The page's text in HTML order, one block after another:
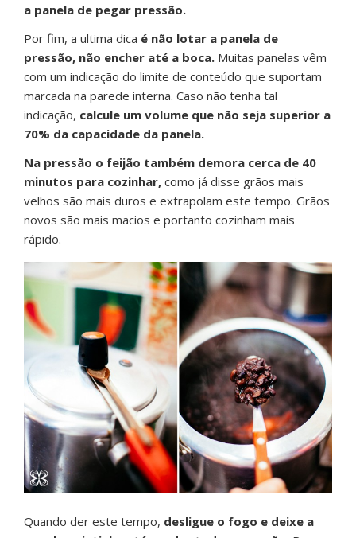
a panela de pegar pressão.
Por fim, a ultima dica é não lotar a panela de
pressão, não encher até a boca. Muitas panelas vêm
com um indicação do limite de conteúdo que suportam
marcada na parede interna. Caso não tenha tal
indicação, calcule um volume que não seja superior a
70% da capacidade da panela.
Na pressão o feijão também demora cerca de 40
minutos para cozinhar, como já disse grãos mais
velhos são mais duros e extrapolam este tempo. Grãos
novos são mais macios e portanto cozinham mais
rápido.
Quando der este tempo, desligue o fogo e deixe a